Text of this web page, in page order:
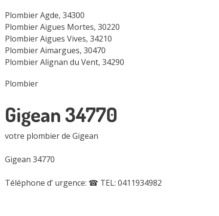
Plombier Agde, 34300
Plombier Aigues Mortes, 30220
Plombier Aigues Vives, 34210
Plombier Aimargues, 30470
Plombier Alignan du Vent, 34290
Plombier
Gigean 34770
votre plombier de Gigean
Gigean 34770
Téléphone d’ urgence: ☎ TEL: 0411934982